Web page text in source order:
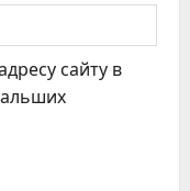
сайту в